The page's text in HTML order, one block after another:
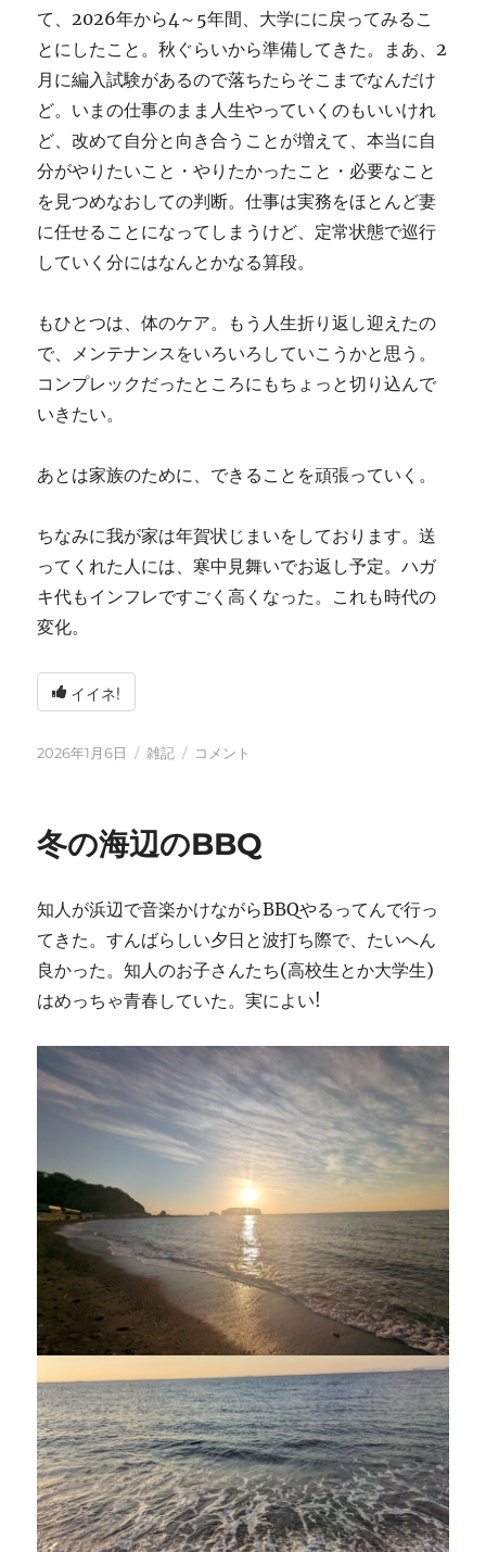
て、2026年から4～5年間、大学にに戻ってみるこ
とにしたこと。秋ぐらいから準備してきた。まあ、2
月に編入試験があるので落ちたらそこまでなんだけ
ど。いまの仕事のまま人生やっていくのもいいけれ
ど、改めて自分と向き合うことが増えて、本当に自
分がやりたいこと・やりたかったこと・必要なこと
を見つめなおしての判断。仕事は実務をほとんど妻
に任せることになってしまうけど、定常状態で巡行
していく分にはなんとかなる算段。
もひとつは、体のケア。もう人生折り返し迎えたの
で、メンテナンスをいろいろしていこうかと思う。
コンプレックだったところにもちょっと切り込んで
いきたい。
あとは家族のために、できることを頑張っていく。
ちなみに我が家は年賀状じまいをしております。送
ってくれた人には、寒中見舞いでお返し予定。ハガ
キ代もインフレですごく高くなった。これも時代の
変化。
イイネ!
投
2026年1月6日
カ
ー
雑記
2026
コメント
冬の海辺のBBQ
知人が浜辺で音楽かけながらBBQやるってんで行っ
てきた。すんばらしい夕日と波打ち際で、たいへん
良かった。知人のお子さんたち(高校生とか大学生)
はめっちゃ青春していた。実によい!